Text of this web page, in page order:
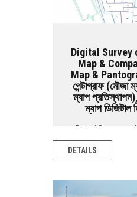
Digital Survey
Map &
Map &
পেন্টাগ্রাফ (মৌজা
ম্যাপ
ম্যাপ ডিজিটাল
Digital Survey on
Comparing Mouza
DETAILS